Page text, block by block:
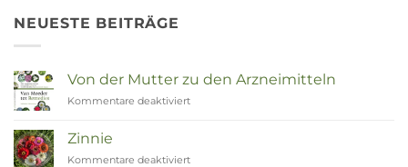
NEUESTE BEITRÄGE
Von der Mutter zu den Arzneimitteln
Kommentare deaktiviert
Zinnie
Kommentare deaktiviert